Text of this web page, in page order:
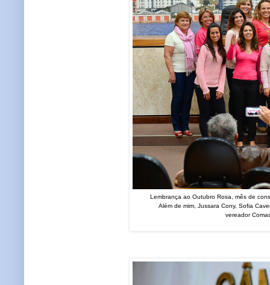
Lembrança ao Outubro Rosa, mês de
Além de mim, Jussara Cony, Sofia
vereador